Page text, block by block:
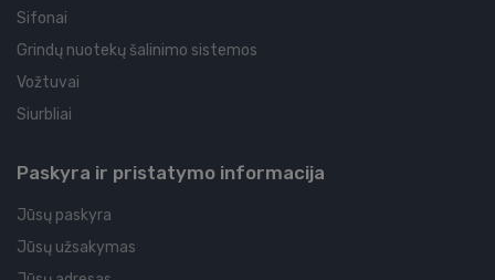
Sifonai
Grindų nuotekų šalinimo sistemos
Vožtuvai
Siurbliai
Paskyra ir pristatymo informacija
Jūsų paskyra
Jūsų užsakymas